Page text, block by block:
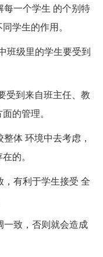
一个学生 的个别特
学生的作用。
班级里的学生要受到
受到来自班主任、教
的管理。
体 环境中去考虑，
的。
有利于学生接受 全
致，否则就会造成